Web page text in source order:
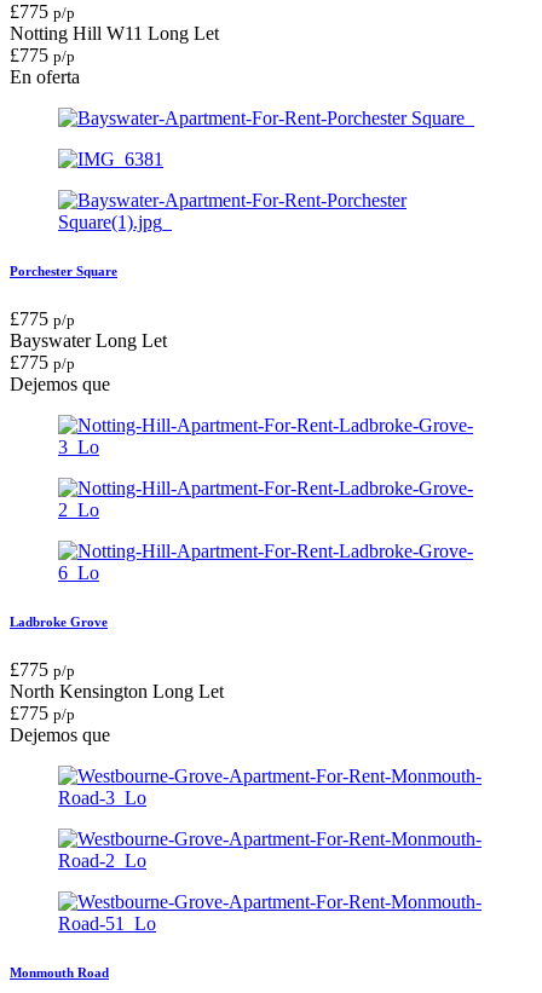
£775 p/p
Notting Hill W11 Long Let
£775 p/p
En oferta
Porchester Square
£775 p/p
Bayswater Long Let
£775 p/p
Dejemos que
Ladbroke Grove
£775 p/p
North Kensington Long Let
£775 p/p
Dejemos que
Monmouth Road